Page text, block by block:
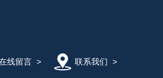
线留言> 联系我们 >